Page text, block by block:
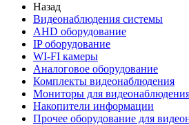
Назад
Видеонаблюдения cистемы
AHD оборудование
IP оборудование
WI-FI камеры
Аналоговое оборудование
Комплекты видеонаблюдения
Мониторы для
Накопители информации
Прочее оборудование для